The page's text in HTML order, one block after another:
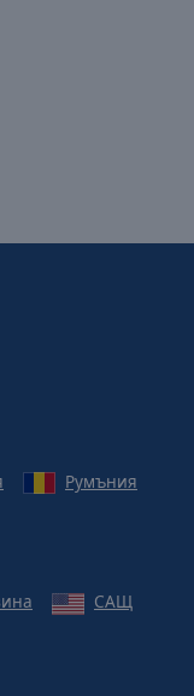
Румъния
САЩ